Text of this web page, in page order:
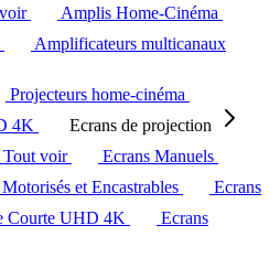
Amplis Home-Cinéma
Amplificateurs multicanaux
Projecteurs home-cinéma
4K
Ecrans de projection
Tout voir
Ecrans Manuels
et Encastrables
Ecrans
Courte UHD 4K
Ecrans